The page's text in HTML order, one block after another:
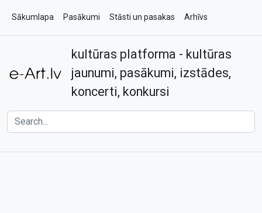
Sākumlapa Pasākumi Stāsti un pasakas Arhīvs
Kontakti
kultūras platforma - kultūras
jaunumi, pasākumi, izstādes,
koncerti, konkursi